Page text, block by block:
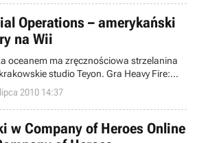
tytuły z niecierpliwością. Jak się jednak
nam jeszcze długo poczekać.
Operations – amerykański
na Wii
oceanem ma zręcznościowa strzelanina
studio Teyon. Gra Heavy Fire:
jest wyłącznie na konsolę
za pośrednictwem usługi WiiWare.
2010 14:37
w Company of Heroes Online